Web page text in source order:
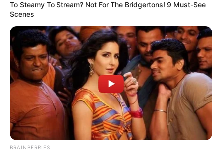
To Steamy To Stream? Not For The Bridgertons! 9 Must-See
Scenes
BRAINBERRIES